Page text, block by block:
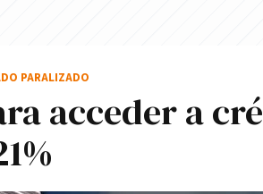
acceder a
PARALIZADO